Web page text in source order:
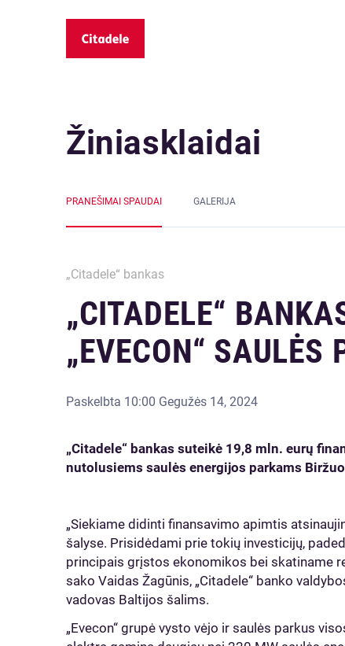
Žiniasklaidai
PRANEŠIMAI SPAUDAI GALERIJA
„Citadele“ bankas
„CITADELE“
„EVECON“ SAULĖS
Paskelbta 10:00 Gegužės 14, 2024
„Citadele“ bankas suteikė 19,8 mln. eurų
nutolusiems saulės energijos parkams
„Siekiame didinti finansavimo apimtis
šalyse. Prisidėdami prie tokių investicijų,
principais grįstos ekonomikos bei skatiname
sako Vaidas Žagūnis, „Citadele“ banko
vadovas Baltijos šalims.
„Evecon“ grupė vysto vėjo ir saulės parkus